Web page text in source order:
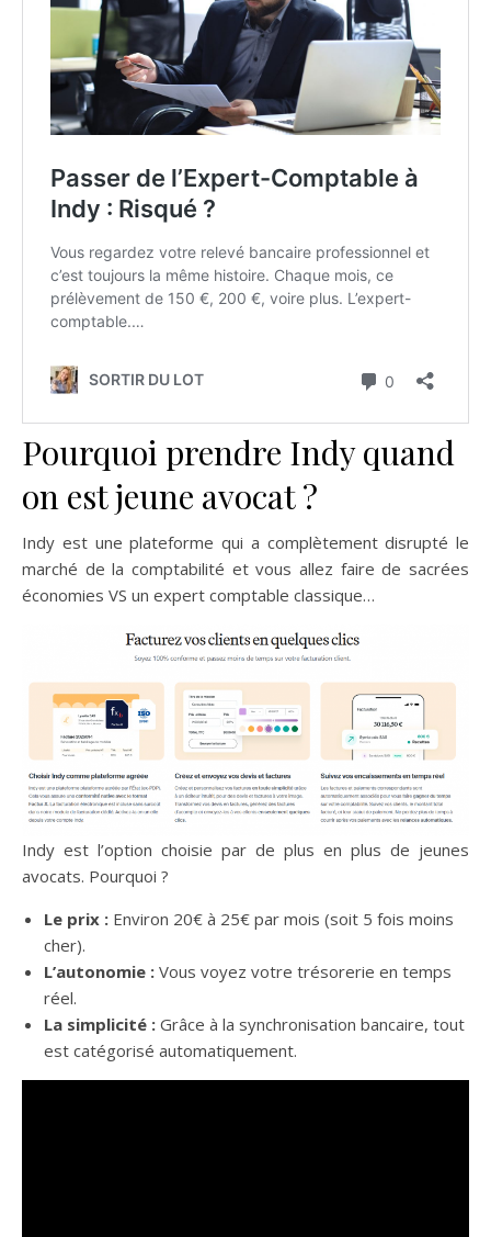
Pourquoi prendre Indy quand
on est jeune avocat ?
Indy est une plateforme qui a complètement disrupté le
marché de la comptabilité et vous allez faire de sacrées
économies VS un expert comptable classique…
Indy est l’option choisie par de plus en plus de jeunes
avocats. Pourquoi ?
Le prix : Environ 20€ à 25€ par mois (soit 5 fois moins
cher).
L’autonomie : Vous voyez votre trésorerie en temps
réel.
La simplicité : Grâce à la synchronisation bancaire, tout
est catégorisé automatiquement.